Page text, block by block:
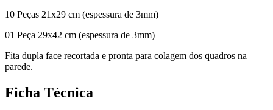
10 Peças 21x29 cm (espessura de 3mm)
01 Peça 29x42 cm (espessura de 3mm)
Fita dupla face recortada e pronta para colagem dos quadros na
parede.
Ficha Técnica